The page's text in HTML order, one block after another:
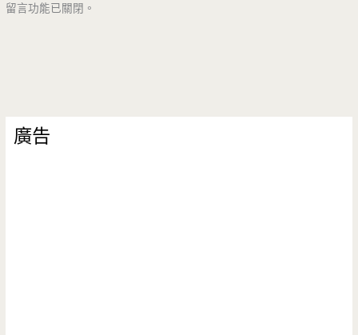
留言功能已關閉。
廣告